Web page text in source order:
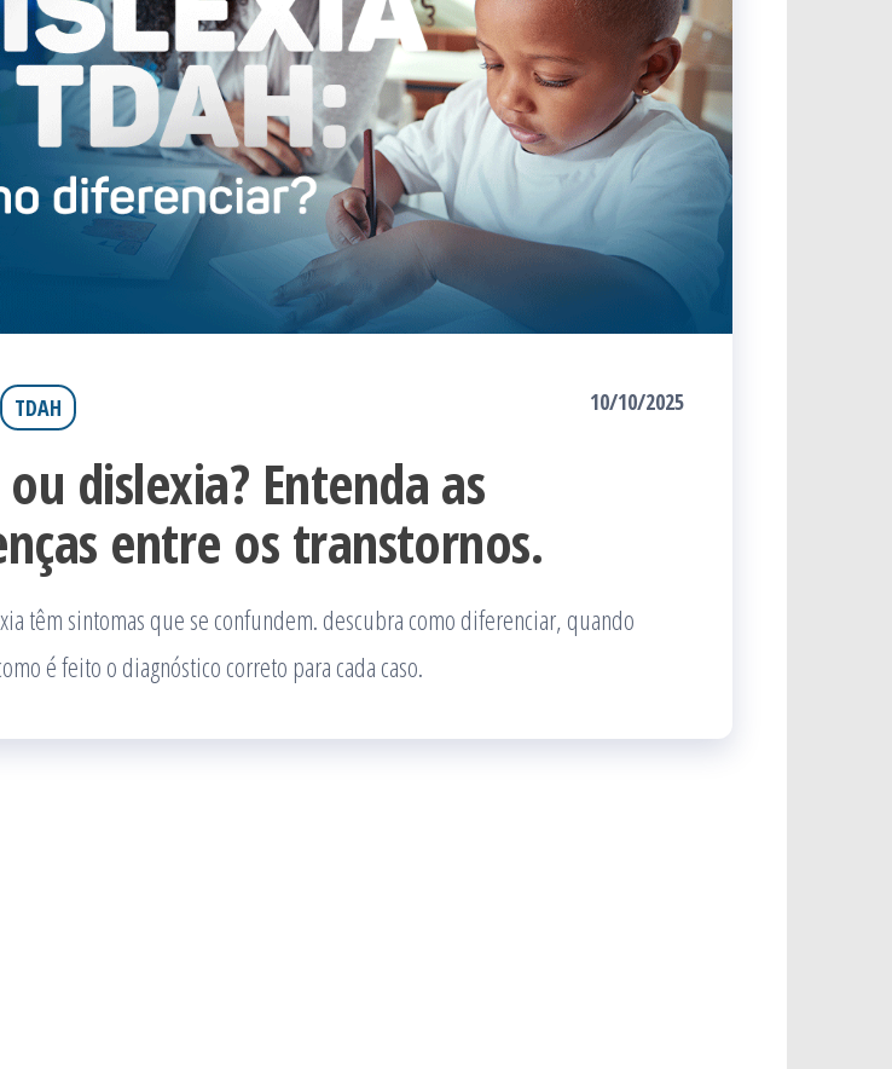
TDAH 10/10/2025
ou dislexia? Entenda as
entre os transtornos.
têm sintomas que se confundem. descubra como diferenciar, quando
é feito o diagnóstico correto para cada caso.